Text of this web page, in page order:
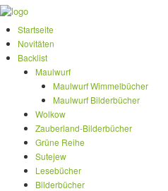
Startseite
Novitäten
Backlist
Maulwurf
Maulwurf Wimmelbücher
Maulwurf Bilderbücher
Wolkow
Zauberland-Bilderbücher
Grüne Reihe
Sutejew
Lesebücher
Bilderbücher